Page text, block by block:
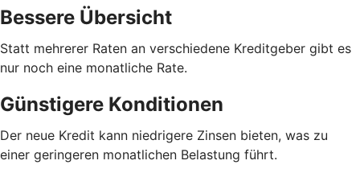
Bessere Übersicht
Statt mehrerer Raten an verschiedene Kreditgeber gibt es
nur noch eine monatliche Rate.
Günstigere Konditionen
Der neue Kredit kann niedrigere Zinsen bieten, was zu
einer geringeren monatlichen Belastung führt.